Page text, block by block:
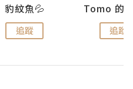
豹紋魚💦
追蹤 追蹤